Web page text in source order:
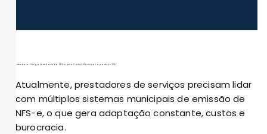
Entenda a Obrigatoriedade da NFS-e pelo Portal Nacional a partir de 2026
Atualmente, prestadores de serviços precisam lidar
com múltiplos sistemas municipais de emissão de
NFS-e, o que gera adaptação constante, custos e
burocracia.